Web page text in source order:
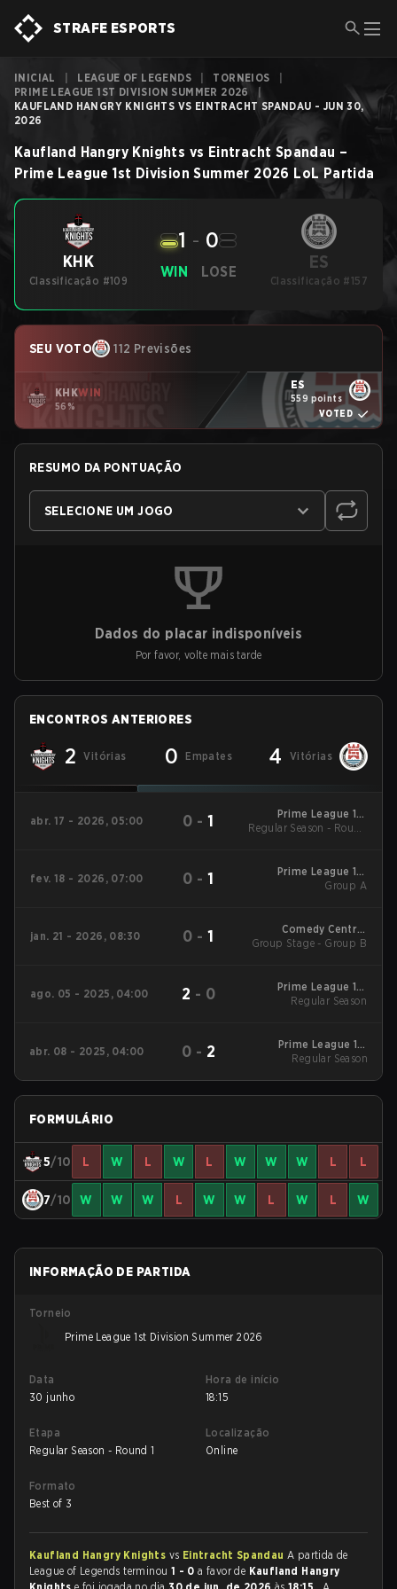
STRAFE ESPORTS
INICIAL LEAGUE OF LEGENDS TORNEIOS
PRIME LEAGUE 1ST DIVISION SUMMER 2026
|
KAUFLAND HANGRY KNIGHTS VS EINTRACHT SPANDAU - JUN 30,
2026
Kaufland Hangry Knights vs Eintracht Spandau –
Prime League 1st Division Summer 2026 LoL Partida
KHK
Classificação #109
WIN
1 - 0
LOSE ES
Classificação #157
SEU VOTO 112 Previsões
KHKWIN
56%
ES
559 points
VOTED
RESUMO DA PONTUAÇÃO
SELECIONE UM JOGO
Dados do placar indisponíveis
Por favor, volte mais tarde
ENCONTROS ANTERIORES
2 Vitórias 0 Empates 4 Vitórias
abr. 17 - 2026, 05:00 0 -1
Prime League 1st
Division - Prime
Regular Season - Round
fev. 18 - 2026, 07:00 0 -1
Prime League 1st
Division Winter 2026
Group A
jan. 21 - 2026, 08:30 0 -1
Comedy Central
Winter Snowdown -
2026
Group Stage - Group B
ago. 05 - 2025, 04:00 2 - 0
Prime League 1st
Division Summer
Regular Season
abr. 08 - 2025, 04:00 0 - 2
Prime League 1st
Division Spring 2025
Regular Season
FORMULÁRIO
5/10 L W L W L W W W L L
7/10 W W W L W W L W L W
INFORMAÇÃO DE PARTIDA
Torneio
Prime League 1st Division Summer 2026
Data
30 junho
Hora de início
18:15
Etapa
Regular Season - Round 1
Localização
Online
Formato
Best of 3
Kaufland Hangry Knights vs Eintracht SpandauA partida de
League of Legends terminou 1 - 0 a favor de Kaufland Hangry